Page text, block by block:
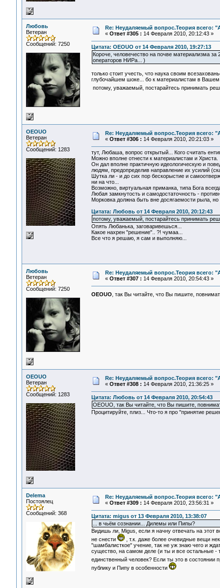
Любовь
Ветеран
Сообщений: 7250
Re: Неудаляемый вопрос.Теория всего:
« Ответ #305 : 14 Февраля 2010, 20:12:43 »
Цитата: OEOUO от 14 Февраля 2010, 19:27:13
Короче, человечество на почве материализма
операторов НИРа... )
только стоит учесть, что наука своим
глубочайшем шоке... бо к материалистам в Вашем
потому, уважаемый, постарайтесь принимать
OEOUO
Ветеран
Сообщений: 1283
Re: Неудаляемый вопрос.Теория всего:
« Ответ #306 : 14 Февраля 2010, 20:21:03 »
тут, Любаша, вопрос открытый... Кого считать
Можно вполне отнести к материалистам и Христа.
Он дал вполне практичную идеологическую и
людям, предопределив направление их усилий
Шутка ли - и до сих пор бескорыстие и
ни на что...
Возможно, виртуальная приманка, типа Бога
Любая замкнутость и самодостаточность -
Морковка должна быть вне досягаемости рыла,
Цитата: Любовь от 14 Февраля 2010, 20:12:43
потому, уважаемый, постарайтесь принимать
Опять Любанька, заговаривешься...
Какое нахрен "решение".. ?! чумаа...
Все что я решаю, я сам и выполняю...
Любовь
Ветеран
Сообщений: 7250
Re: Неудаляемый вопрос.Теория всего:
« Ответ #307 : 14 Февраля 2010, 20:54:43 »
OEOUO , так Вы читайте, что Вы пишите,
OEOUO
Ветеран
Сообщений: 1283
Re: Неудаляемый вопрос.Теория всего:
« Ответ #308 : 14 Февраля 2010, 21:36:25 »
Цитата: Любовь от 14 Февраля 2010, 20:54:43
OEOUO, так Вы читайте, что Вы пишите,
Процитируйте, плиз... Что-то я про "принятие
Delema
Постоялец
Сообщений: 368
Re: Неудаляемый вопрос.Теория всего:
« Ответ #309 : 14 Февраля 2010, 23:56:31 »
Цитата: migus от 13 Февраля 2010, 13:38:07
... в чьём сознании... Дилемы или Пипы?
Видишь ли, Migus, если я начну отвечать на этот
не снести
, т.к. даже более очевидные вещи
"шамбалисткое" учение, так не уж знаю чего и
существо, на самом деле (и ты и все остальные -
единственный человек? Если ты это в состоянии
публику и Пипу в особенности